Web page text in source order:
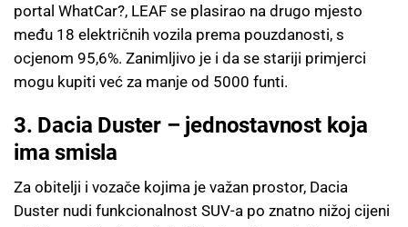
portal WhatCar?, LEAF se plasirao na drugo mjesto
među 18 električnih vozila prema pouzdanosti, s
ocjenom 95,6%. Zanimljivo je i da se stariji primjerci
mogu kupiti već za manje od 5000 funti.
3. Dacia Duster – jednostavnost koja
ima smisla
Za obitelji i vozače kojima je važan prostor, Dacia
Duster nudi funkcionalnost SUV-a po znatno nižoj cijeni